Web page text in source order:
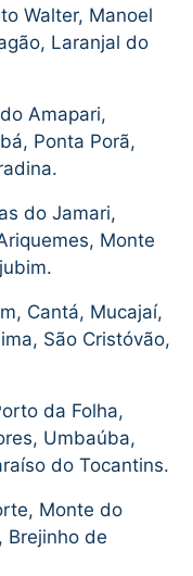
Walter, Manoel
Laranjal do
Amapari,
Ponta Porã,
do Jamari,
Monte
Cantá, Mucajaí,
São Cristóvão,
da Folha,
Umbaúba,
do Tocantins.
Monte do
Brejinho de